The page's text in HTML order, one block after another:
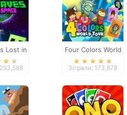
Lost in
Four Colors World
Tour
Зіграли: 173,878